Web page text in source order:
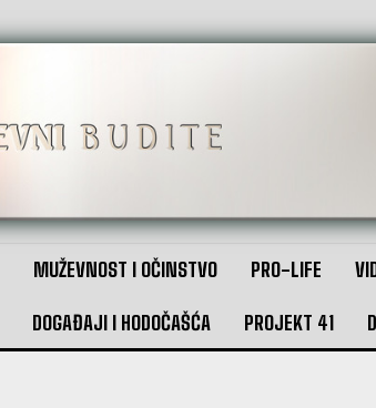
MUŽEVNOST I OČINSTVO PRO-LIFE
DOGAĐAJI I HODOČAŠĆA PROJEKT 41